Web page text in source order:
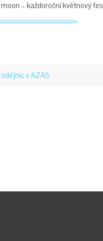
– každoroční květnový
v AZAS